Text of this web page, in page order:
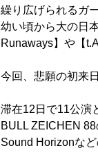
繰り広げられるガ
幼い頃から大の日
Runaways】や【
今回、悲願の初来
滞在12日で11公演
BULL ZEICHEN
Sound Horizonな